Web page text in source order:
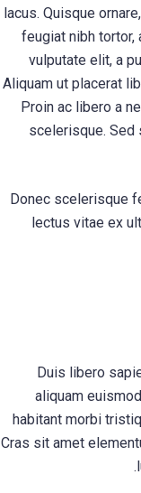
lacus. Quisque
feugiat nibh tortor,
vulputate elit, a
Aliquam ut placerat
Proin ac libero a
scelerisque.
Donec scelerisque
lectus vitae ex
Duis libero
aliquam
habitant morbi
Cras sit amet